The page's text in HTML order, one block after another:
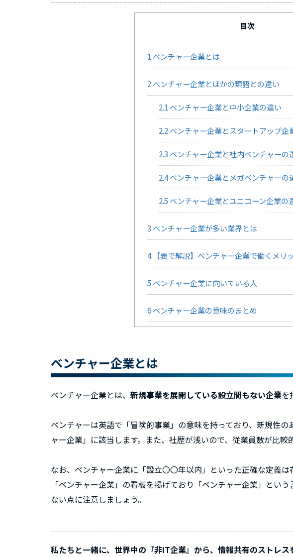
目次
1 ベンチャー企業とは
2ベンチャー企業とほかの類語との違い
2.1 ベンチャー企業と中小企業の違い
2.2ベンチャー企業とスタートアップ企
2.3 ベンチャー企業と社内ベンチャーの
2.4ベンチャー企業とメガベンチャーの
2.5 ベンチャー企業とユニコーン企業の
3 ベンチャー企業が多い業界とは
4【表で解説】べンチャー企業で働くメリ
5 ベンチャー企業に向いている人
6ベンチャー企業の意味のまとめ
ベンチャー企業とは
ベンチャー企業とは、 新規事業を展開している設立間もない企業を
ベンチャーは英語で「冒険的事業」の意味を持っており、新規性
ャー企業」に該当します。また、社歴が浅いので、従業員数が比較
なお、ベンチャー企業に「設立〇〇年以内」といった正確な定義
「ベンチャー企業」の看板を掲げており「ベンチャー企業」とい
ない点に注意しましょう。
私たちと一緒に、世界中の『非IT企業』から、情報共有のストレス